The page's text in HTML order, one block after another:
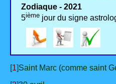
Zodiaque - 2021
5ième jour du signe
[1]Saint Marc (comme saint